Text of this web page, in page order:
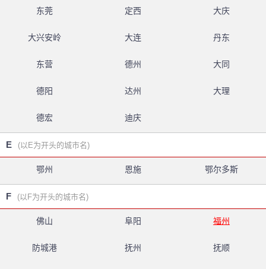
东莞 定西 大庆
大兴安岭 大连 丹东
东营 德州 大同
德阳 达州 大理
德宏 迪庆
E (以E为开头的城市名)
鄂州 恩施 鄂尔多斯
F (以F为开头的城市名)
佛山 阜阳 福州
防城港 抚州 抚顺